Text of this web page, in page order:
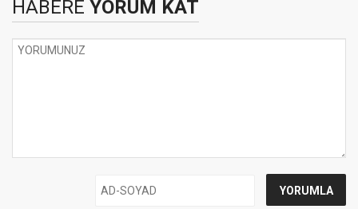
HABERE YORUM KAT